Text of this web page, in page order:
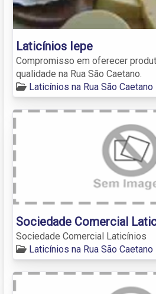
Laticínios Iepe
Compromisso em oferecer
qualidade na Rua São Caetano.
Laticínios na Rua São Caetano
Sociedade Comercial
Sociedade Comercial Laticínios
Laticínios na Rua São Caetano